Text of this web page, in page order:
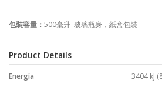
包裝容量： 500毫升 玻璃瓶身，紙盒包裝
Product Details
Energía
3404 kJ